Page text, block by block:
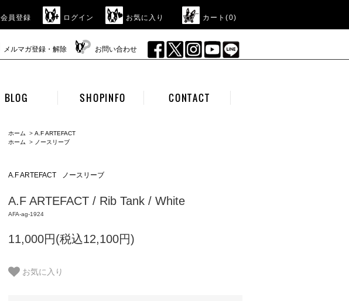
会員登録 ログイン お気に入り カート(0)
メルマガ登録・解除 お問い合わせ
BLOG SHOPINFO CONTACT
ホーム > A.F ARTEFACT
ホーム
> ノースリーブ
A.F ARTEFACT ノースリーブ
A.F ARTEFACT / Rib Tank / White
AFA-ag-1924
11,000円(税込12,100円)
お気に入り